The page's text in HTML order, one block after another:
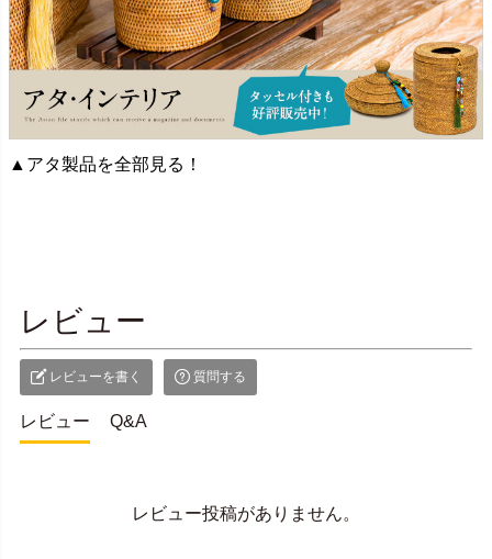
▲アタ製品を全部見る！
レビュー
レビューを書く 質問する
レビュー Q&A
レビュー投稿がありません。